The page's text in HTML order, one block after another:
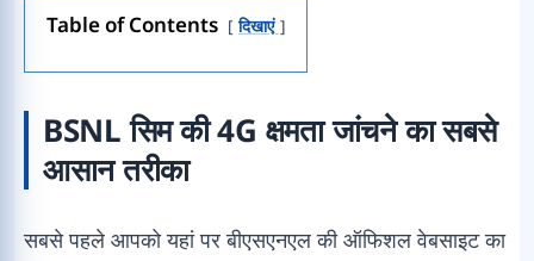
Table of Contents दिखाएं
BSNL सिम की 4G क्षमता जांचने का सबसे
आसान तरीका
सबसे पहले आपको यहां पर बीएसएनएल की ऑफिशल वेबसाइट का